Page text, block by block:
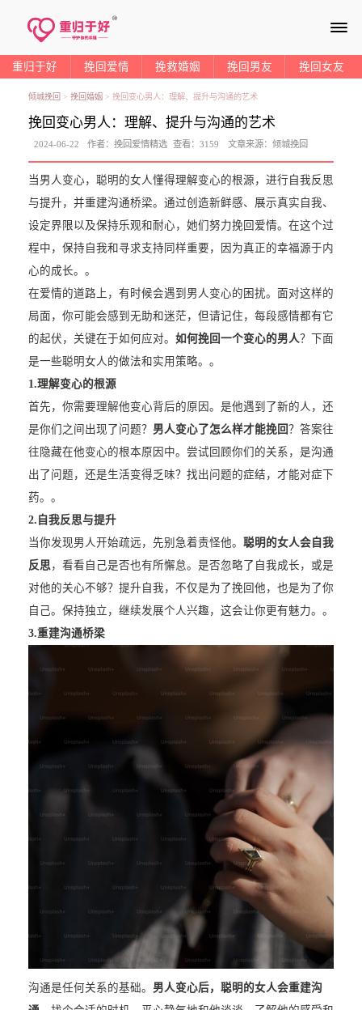
≡
重归于好 挽回爱情 挽救婚姻 挽回男友 挽回女友
倾城挽回 > 挽回婚姻 > 挽回变心男人：理解、提升与沟通的艺术
挽回变心男人：理解、提升与沟通的艺术
2024-06-22 作者：挽回爱情精选 查看：3159 文章来源： 倾城挽回
当男人变心，聪明的女人懂得理解变心的根源，进行自我反思
与提升，并重建沟通桥梁。通过创造新鲜感、展示真实自我、
设定界限以及保持乐观和耐心，她们努力挽回爱情。在这个过
程中，保持自我和寻求支持同样重要，因为真正的幸福源于内
心的成长。。
在爱情的道路上，有时候会遇到男人变心的困扰。面对这样的
局面，你可能会感到无助和迷茫，但请记住，每段感情都有它
的起伏，关键在于如何应对。 如何挽回一个变心的男人？下面
是一些聪明女人的做法和实用策略。。
1.理解变心的根源
首先，你需要理解他变心背后的原因。是他遇到了新的人，还
是你们之间出现了问题？ 男人变心了怎么样才能挽回？答案往
往隐藏在他变心的根本原因中。尝试回顾你们的关系，是沟通
出了问题，还是生活变得乏味？找出问题的症结，才能对症下
药。。
2. 自我反思与提升
当你发现男人开始疏远，先别急着责怪他。 聪明的女人会自我
反思 ，看看自己是否也有所懈怠。是否忽略了自我成长，或是
对他的关心不够？提升自我，不仅是为了挽回他，也是为了你
自己。保持独立，继续发展个人兴趣，这会让你更有魅力。。
3.重建沟通桥梁
沟通是任何关系的基础。 男人变心后，聪明的女人会重建沟